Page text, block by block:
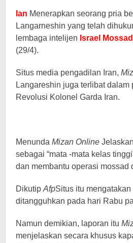
Ian Menerapkan seorang pria
Langarneshin yang telah
lembaga intelijen Israel Mossad
(29/4).
Situs media pengadilan Iran,
Langareshin juga terlibat dalam
Revolusi Kolonel Garda Iran.
Menunda Mizan Online
sebagai “mata -mata kelas
dan membantu operasi mossad
Dikutip AfpSitus itu
ditangguhkan pada hari Rabu
Namun demikian, laporan itu
menjelaskan secara khusus